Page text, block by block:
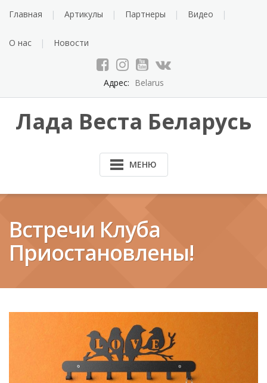
Главная Артикулы Партнеры Видео
О нас Новости
Адрес: Belarus
Лада Веста Беларусь
МЕНЮ
Встречи Клуба
Приостановлены!